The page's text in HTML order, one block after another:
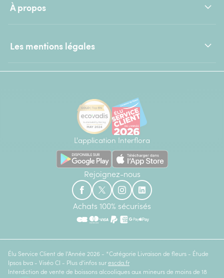
À propos
Les mentions légales
L'application Interflora
Rejoignez-nous
Achats 100% sécurisés
Élu Service Client de l'Année 2026 - *Catégorie Livraison de fleurs - Étude
Ipsos bva - Viséo CI - Plus d'infos sur escda.fr
Interdiction de vente de boissons alcooliques aux mineurs de moins de 18